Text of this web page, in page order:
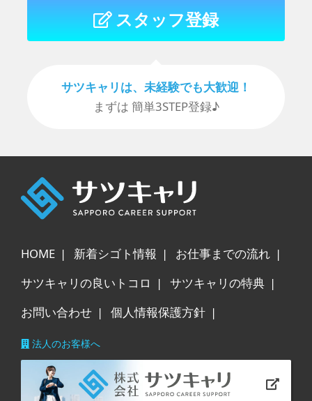
スタッフ登録
サツキャリは、未経験でも⼤歓迎！
まずは 簡単3STEP登録♪
HOME 新着シゴト情報
お仕事までの流れ
サツキャリの良いトコロ
サツキャリの特典
お問い合わせ
個人情報保護方針
法人のお客様へ